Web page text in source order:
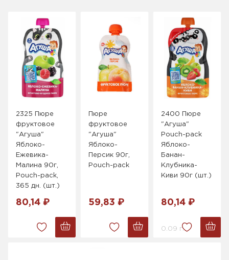
2325 Пюре
фруктовое
"Агуша"
Яблоко-
Ежевика-
Малина 90г,
Pouch-pack,
365 дн. (шт.)
80,14 ₽
Пюре
фруктовое
"Агуша"
Яблоко-
Персик 90г,
Pouch-pack
59,83 ₽
2400 Пюре
"Агуша"
Pouch-pack
Яблоко-
Банан-
Клубника-
Киви 90г (шт.)
80,14 ₽
0.09 г.